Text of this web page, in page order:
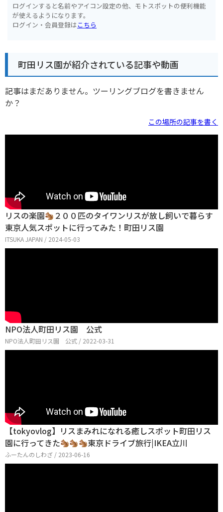
ログインすると名前やアイコン設定の他、モトスポットの便利機能
が使えるようになります。
ログイン・会員登録はこちら
町田リス園が紹介されている記事や動画
記事はまだありません。ツーリングブログを書きません
か？
この場所の記事を書く
リスの楽園
２００匹のタイワンリスが放し飼いで暮らす
東京人気スポットに行ってみた！町田リス園
ITSUKA JAPAN / 2024-05-03
NPO法人町田リス園 公式
NPO法人町田リス園 公式 / 2022-03-31
【tokyovlog】リスまみれになれる癒しスポット町田リス
園に行ってきた
東京ドライブ旅行|IKEA立川
ふーたんのしわざ / 2023-06-16